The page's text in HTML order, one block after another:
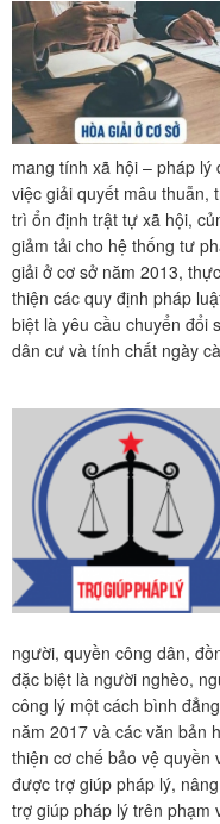
mang tính xã hội – pháp
việc giải quyết mâu thuẫn,
trì ổn định trật tự xã hội,
giảm tải cho hệ thống tư
giải ở cơ sở năm 2013,
thiện các quy định pháp
biệt là yêu cầu chuyển đổi
dân cư và tính chất ngày
người, quyền công dân,
đặc biệt là người nghèo,
công lý một cách bình
năm 2017 và các văn bản
thiện cơ chế bảo vệ quyền
được trợ giúp pháp lý,
trợ giúp pháp lý trên phạm